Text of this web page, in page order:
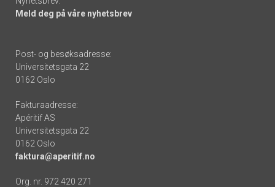
Meld deg på våre nyhetsbrev
Post- og besøksadresse:
Universitetsgata 22
0162 Oslo
Fakturaadresse:
Apéritif AS
Universitetsgata 22
0162 Oslo
faktura@aperitif.no
Org. nr. 972 420 271